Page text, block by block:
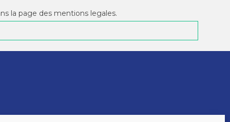
la page des mentions legales.